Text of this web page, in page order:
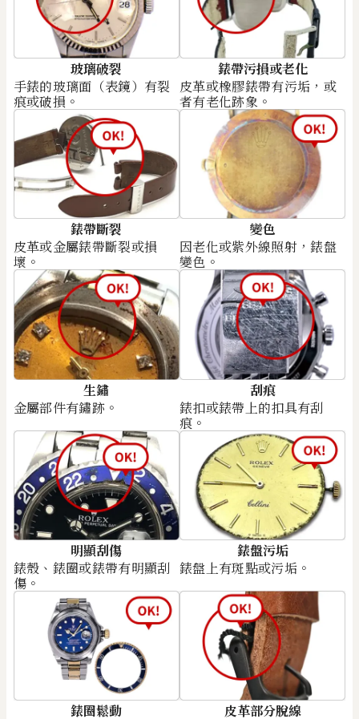
玻璃破裂
手錶的玻璃面（表鏡）有裂
痕或破損。
錶帶污損或老化
皮革或橡膠錶帶有污垢，或
者有老化跡象。
錶帶斷裂
皮革或金屬錶帶斷裂或損
壞。
變色
因老化或紫外線照射，錶盤
變色。
生鏽
金屬部件有鏽跡。
刮痕
錶扣或錶帶上的扣具有刮
痕。
明顯刮傷
錶殼、錶圈或錶帶有明顯刮
傷。
錶盤污垢
錶盤上有斑點或污垢。
錶圈鬆動 皮革部分脫線